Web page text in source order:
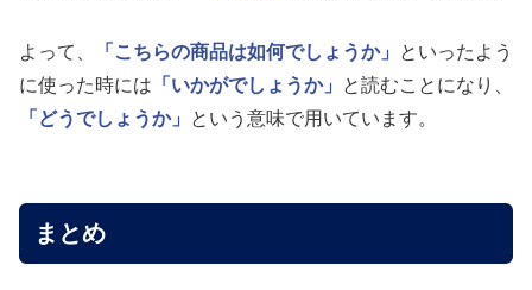
よって、 「こちらの商品は如何でしょうか」
といったよう
に使った時には 「いかがでしょうか」
と読むことになり、
「どうでしょうか」
という意味で用いています。
まとめ